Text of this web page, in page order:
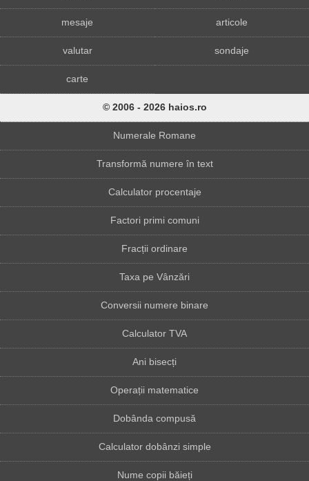
mesaje articole
valutar sondaje
carte
© 2006 - 2026 haios.ro
Numerale Romane
Transformă numere în text
Calculator procentaje
Factori primi comuni
Fracții ordinare
Taxa pe Vânzări
Conversii numere binare
Calculator TVA
Ani bisecți
Operații matematice
Dobânda compusă
Calculator dobânzi simple
Nume copii băieți